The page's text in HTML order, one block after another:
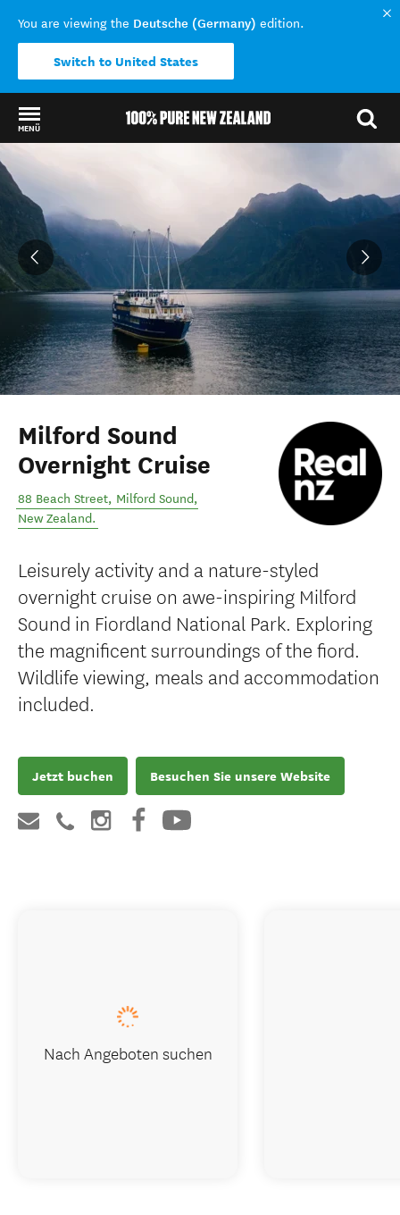
You are viewing the Deutsche (Germany) edition.
Switch to United States
MENÜ
Back to my results
Milford Sound
Overnight Cruise
88 Beach Street, Milford Sound,
New Zealand.
Leisurely activity and a nature-styled
overnight cruise on awe-inspiring Milford
Sound in Fiordland National Park. Exploring
the magnificent surroundings of the fiord.
Wildlife viewing, meals and accommodation
included.
Jetzt buchen Besuchen Sie unsere Website
Nach Angeboten suchen